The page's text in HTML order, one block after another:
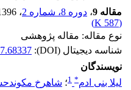
مقاله 9
، دوره 8، شماره 2 ، 1396
(
587 K
)
نوع مقاله: مقاله پژوهشی
شناسه دیجیتال (DOI):
نویسندگان
لیلا بنی ادم*
1؛ شاهرخ